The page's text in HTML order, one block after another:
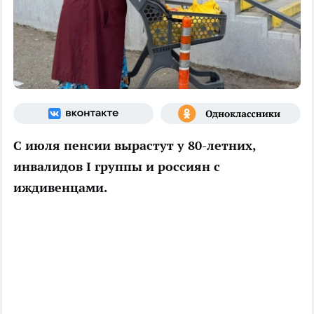
С июля пенсии вырастут у 80-летних,
инвалидов I группы и россиян с
иждивенцами.